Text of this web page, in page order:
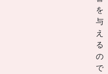
を
与
え
る
の
で